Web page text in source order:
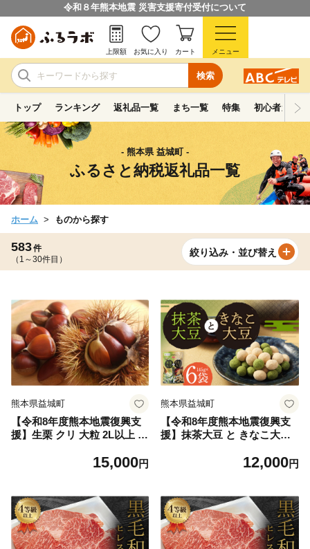
令和８年熊本地震 災害支援寄付受付について
検索
上限額 お気に入り カート メニュー
トップ ランキング 返礼品一覧 まち一覧 特集 初心者ガイド
- 熊本県 益城町 -
ふるさと納税返礼品一覧
ホーム ものから探す
583件
（1～30件目）
絞り込み・並び替え
熊本県益城町
【令和8年度熊本地震復興支
援】生栗 クリ 大粒 2L以上 約
上旬発送予定】 栗 くり 果物
町 冷蔵
15,000円
熊本県益城町
【令和8年度熊本地震復興支
援】抹茶大豆 と きなこ大豆
きな粉 大豆 豆菓子 お菓子
12,000円